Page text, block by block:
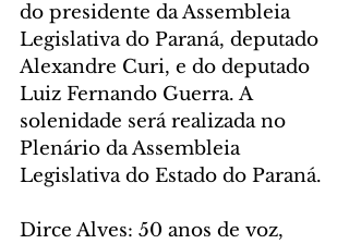
do presidente da Assembleia
Legislativa do Paraná, deputado
Alexandre Curi, e do deputado
Luiz Fernando Guerra. A
solenidade será realizada no
Plenário da Assembleia
Legislativa do Estado do Paraná.
Dirce Alves: 50 anos de voz,